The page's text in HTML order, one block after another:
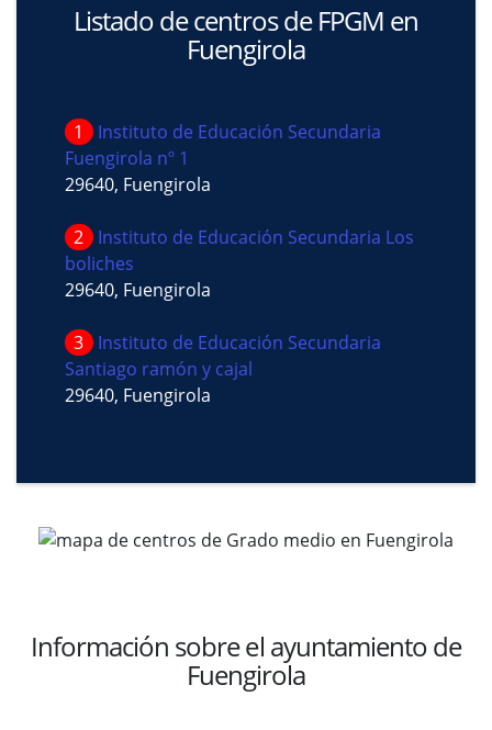
Listado de centros de FPGM en
Fuengirola
1
Instituto de Educación Secundaria
Fuengirola nº 1
29640, Fuengirola
2
Instituto de Educación Secundaria Los
boliches
29640, Fuengirola
3
Instituto de Educación Secundaria
Santiago ramón y cajal
29640, Fuengirola
Información sobre el ayuntamiento de
Fuengirola